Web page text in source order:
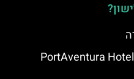
מלון פורט-אוונטורה קריבה (PortAventura Hotel